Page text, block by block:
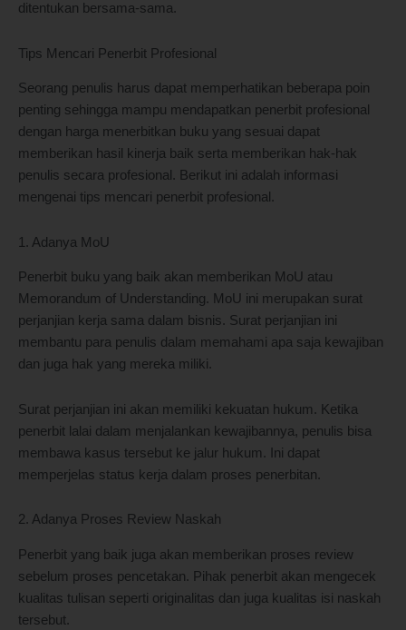
ditentukan bersama-sama.
Tips Mencari Penerbit Profesional
Seorang penulis harus dapat memperhatikan beberapa poin
penting sehingga mampu mendapatkan penerbit profesional
dengan harga menerbitkan buku yang sesuai dapat
memberikan hasil kinerja baik serta memberikan hak-hak
penulis secara profesional. Berikut ini adalah informasi
mengenai tips mencari penerbit profesional.
1. Adanya MoU
Penerbit buku yang baik akan memberikan MoU atau
Memorandum of Understanding. MoU ini merupakan surat
perjanjian kerja sama dalam bisnis. Surat perjanjian ini
membantu para penulis dalam memahami apa saja kewajiban
dan juga hak yang mereka miliki.
Surat perjanjian ini akan memiliki kekuatan hukum. Ketika
penerbit lalai dalam menjalankan kewajibannya, penulis bisa
membawa kasus tersebut ke jalur hukum. Ini dapat
memperjelas status kerja dalam proses penerbitan.
2. Adanya Proses Review Naskah
Penerbit yang baik juga akan memberikan proses review
sebelum proses pencetakan. Pihak penerbit akan mengecek
kualitas tulisan seperti originalitas dan juga kualitas isi naskah
tersebut.